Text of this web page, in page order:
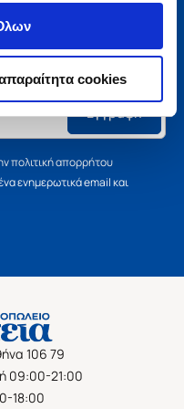
cookies
Πολιτείας
μάθετε πρώτοι όλα τα
και τις εκδηλώσεις μας.
Εγγραφή
πολιτική απορρήτου
ενημερωτικά email και
106 79
09:00-21:00
18:00